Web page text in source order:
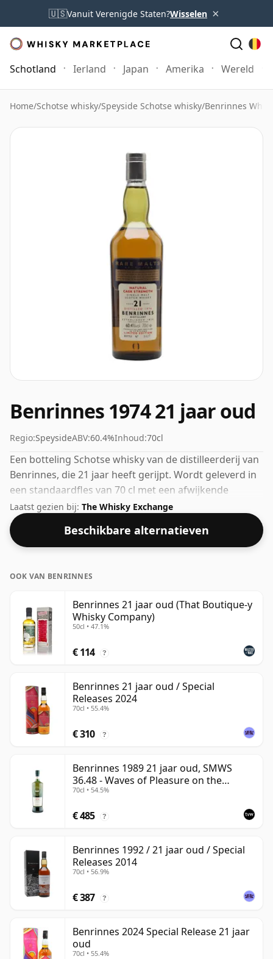
🇺🇸Vanuit Verenigde Staten?Wisselen ×
Schotland Ierland Japan Amerika Wereld
Home/Schotse whisky/Speyside Schotse whisky/Benrinnes
Benrinnes 1974 21 jaar oud
Regio:SpeysideABV:60.4%Inhoud:70cl
Een botteling Schotse whisky van de distilleerderij van
Benrinnes, die 21 jaar heeft gerijpt. Wordt geleverd in
een standaardfles van 70 cl met een afwijkende
sterkte van 60,4%.
Laatst gezien bij: The Whisky Exchange
Beschikbare alternatieven
OOK VAN BENRINNES
Benrinnes 21 jaar oud (That Boutique-y
Whisky Company)
50cl • 47.1%
€ 114 ?
Benrinnes 21 jaar oud / Special
Releases 2024
70cl • 55.4%
€ 310 ?
Benrinnes 1989 21 jaar oud, SMWS
36.48 - Waves of Pleasure on the
Tongue
70cl • 54.5%
€ 485 ?
Benrinnes 1992 / 21 jaar oud / Special
Releases 2014
70cl • 56.9%
€ 387 ?
Benrinnes 2024 Special Release 21 jaar
oud
70cl • 55.4%